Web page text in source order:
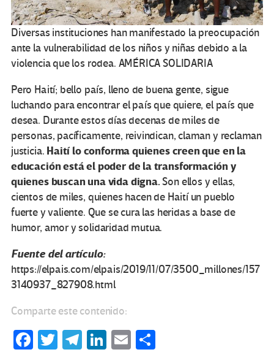
Diversas instituciones han manifestado la preocupación
ante la vulnerabilidad de los niños y niñas debido a la
violencia que los rodea. AMÉRICA SOLIDARIA
Pero Haití; bello país, lleno de buena gente, sigue
luchando para encontrar el país que quiere, el país que
desea. Durante estos días decenas de miles de
personas, pacíficamente, reivindican, claman y reclaman
justicia. Haití lo conforma quienes creen que en la
educación está el poder de la transformación y
quienes buscan una vida digna.Son ellos y ellas,
cientos de miles, quienes hacen de Haití un pueblo
fuerte y valiente. Que se cura las heridas a base de
humor, amor y solidaridad mutua.
Fuente del artículo:
https://elpais.com/elpais/2019/11/07/3500_millones/157
3140937_827908.html
Comparte este contenido:
Fa T
Te
Li
E